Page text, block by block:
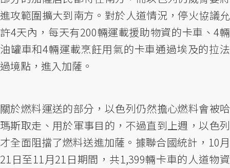
進攻範圍擴大到南方。對於人道情況，停火協議允
許4天內，每天有200輛運載援助物資的卡車、4輛
油罐車和4輛運載烹飪用氣的卡車通過埃及的拉法
過境點，進入加薩。
關於燃料運送的部分，以色列仍然擔心燃料會被哈
瑪斯取走、用於軍事目的，不過直到上週，以色列
才全面阻擋了燃料送進加薩。據聯合國統計，10月
21日至11月21日期間，共1,399輛卡車的人道物資